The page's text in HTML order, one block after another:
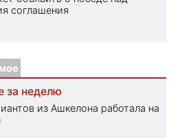
соглашения
за неделю
из Ашкелона работала на